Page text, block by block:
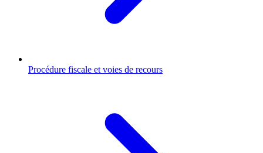
Procédure fiscale et voies de recours